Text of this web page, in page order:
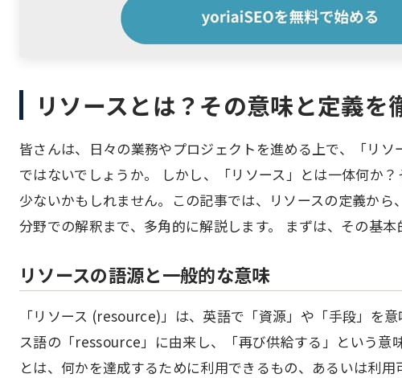
リソースとは？その意味と定義を
皆さんは、日々の業務やプロジェクトを進める上で、「リ
ではないでしょうか。 しかし、「リソース」とは一体何か
少ないかもしれません。この記事では、リソースの定義か
分野での解釈まで、多角的に解説します。 まずは、その基本
リソースの語源と一般的な意味
「リソース (resource)」は、英語で「資源」や「手段」を
ス語の「ressource」に由来し、「再び供給する」という意
とは、何かを達成するために利用できるもの、あるいは利